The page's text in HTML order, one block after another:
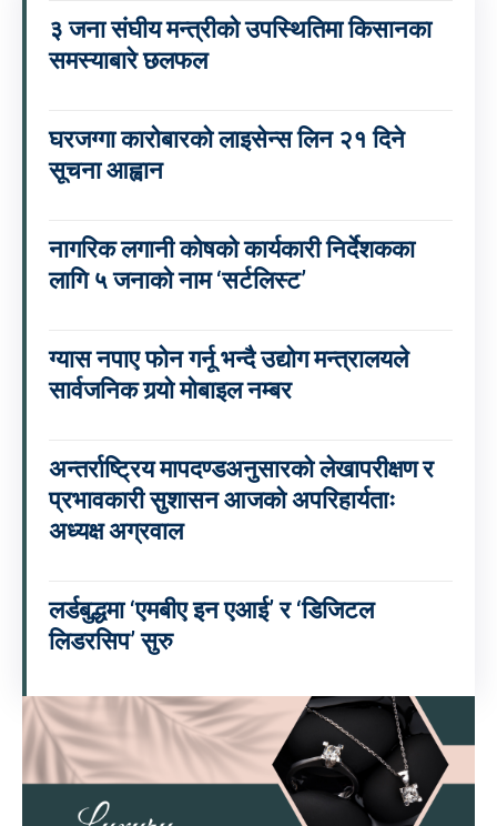
३ जना संघीय मन्त्रीको उपस्थितिमा किसानका
समस्याबारे छलफल
घरजग्गा कारोबारको लाइसेन्स लिन २१ दिने
सूचना आह्वान
नागरिक लगानी कोषको कार्यकारी निर्देशकका
लागि ५ जनाको नाम ‘सर्टलिस्ट’
ग्यास नपाए फोन गर्नू भन्दै उद्योग मन्त्रालयले
सार्वजनिक गर्‍यो मोबाइल नम्बर
अन्तर्राष्ट्रिय मापदण्डअनुसारको लेखापरीक्षण र
प्रभावकारी सुशासन आजको अपरिहार्यताः
अध्यक्ष अग्रवाल
लर्डबुद्धमा ‘एमबीए इन एआई’ र ‘डिजिटल
लिडरसिप’ सुरु